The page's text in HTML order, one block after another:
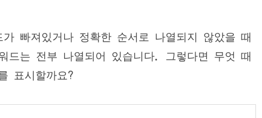
가 빠져있거나 정확한 순서로 나열되지 않았을 때
드는 전부 나열되어 있습니다. 그렇다면 무엇 때
표시할까요?